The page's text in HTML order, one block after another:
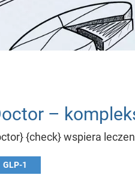
–
{check} wspiera
GLP-1